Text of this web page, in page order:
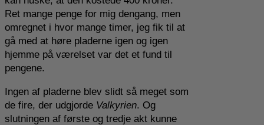
Ret mange penge for mig dengang, men
omregnet i hvor mange timer, jeg fik til at
gå med at høre pladerne igen og igen
hjemme på værelset var det et fund til
pengene.
Ingen af pladerne blev slidt så meget som
de fire, der udgjorde Valkyrien. Og
slutningen af første og tredje akt kunne